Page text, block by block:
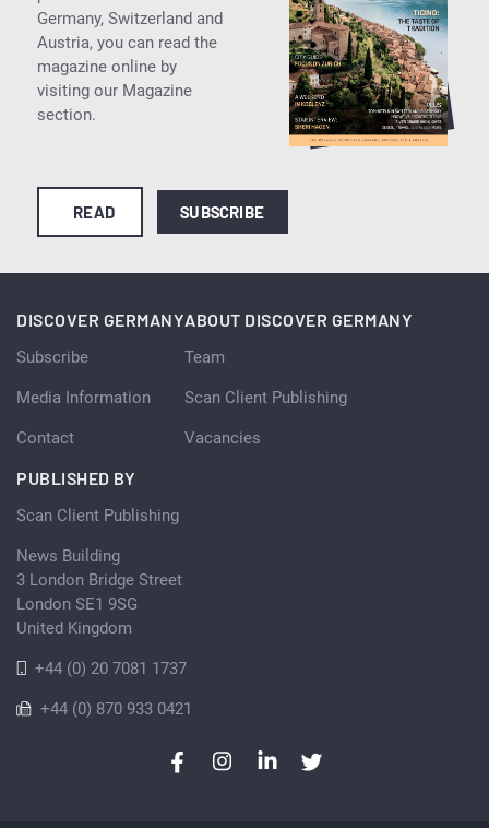
Germany, Switzerland and
Austria, you can read the
magazine online by
visiting our Magazine
section.
READ SUBSCRIBE
DISCOVER GERMANY
Subscribe
Media Information
Contact
ABOUT DISCOVER GERMANY
Team
Scan Client Publishing
Vacancies
PUBLISHED BY
Scan Client Publishing
News Building
3 London Bridge Street
London SE1 9SG
United Kingdom
+44 (0) 20 7081 1737
+44 (0) 870 933 0421